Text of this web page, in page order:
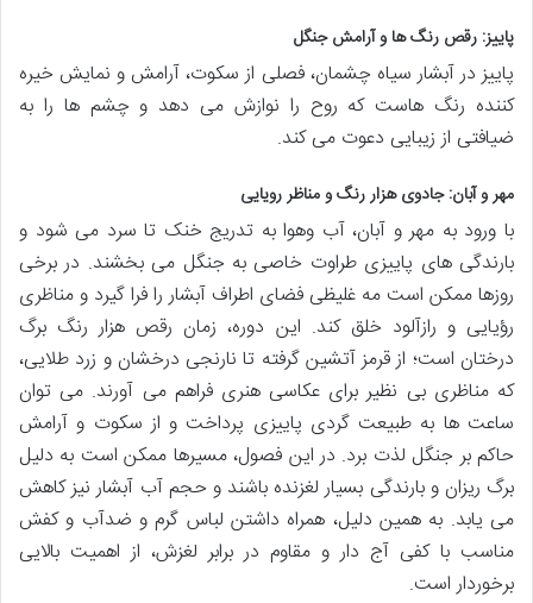
پاییز: رقص رنگ ها و آرامش جنگل
پاییز در آبشار سیاه چشمان، فصلی از سکوت، آرامش و نمایش خیره
کننده رنگ هاست که روح را نوازش می دهد و چشم ها را به
ضیافتی از زیبایی دعوت می کند.
مهر و آبان: جادوی هزار رنگ و مناظر رویایی
با ورود به مهر و آبان، آب وهوا به تدریج خنک تا سرد می شود و
بارندگی های پاییزی طراوت خاصی به جنگل می بخشند. در برخی
روزها ممکن است مه غلیظی فضای اطراف آبشار را فرا گیرد و مناظری
رؤیایی و رازآلود خلق کند. این دوره، زمان رقص هزار رنگ برگ
درختان است؛ از قرمز آتشین گرفته تا نارنجی درخشان و زرد طلایی،
که مناظری بی نظیر برای عکاسی هنری فراهم می آورند. می توان
ساعت ها به طبیعت گردی پاییزی پرداخت و از سکوت و آرامش
حاکم بر جنگل لذت برد. در این فصول، مسیرها ممکن است به دلیل
برگ ریزان و بارندگی بسیار لغزنده باشند و حجم آب آبشار نیز کاهش
می یابد. به همین دلیل، همراه داشتن لباس گرم و ضدآب و کفش
مناسب با کفی آج دار و مقاوم در برابر لغزش، از اهمیت بالایی
برخوردار است.